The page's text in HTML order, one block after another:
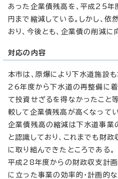
あった企業債残高を、平成
円まで縮減している。しかし、
おり、今後とも、企業債の削減に
対応の内容
本市は、原爆により下水道施設
26年度から下水道の再整備に着
て投資せざるを得なかったこと
較して企業債残高が高くなってい
企業債残高の縮減は下水道事業
と認識しており、これまでも財
に取り組んできたところである。
平成28年度からの財政収支計画
に立った事業の効率的・計画的